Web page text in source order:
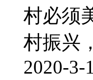
村必须
村振兴
2020-3-